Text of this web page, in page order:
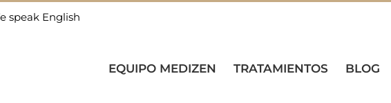
speak English
EQUIPO MEDIZEN TRATAMIENTOS BLOG